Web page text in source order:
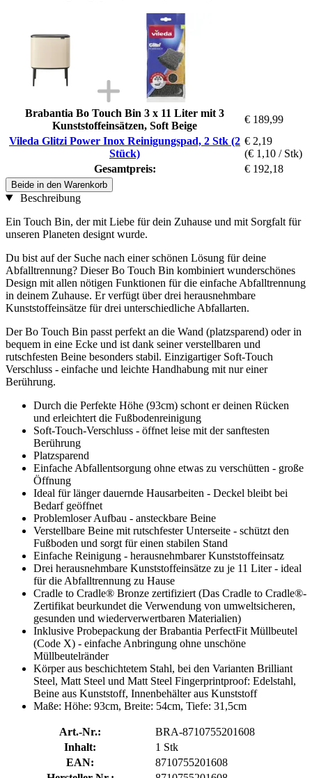
Brabantia Bo Touch Bin 3 x 11 Liter mit 3
Kunststoffeinsätzen, Soft Beige
€ 189,99
Vileda Glitzi Power Inox Reinigungspad, 2 Stk (2
Stück)
€ 2,19
(€ 1,10 / Stk)
Gesamtpreis:
€ 192,18
Beide in den Warenkorb
Beschreibung
Ein Touch Bin, der mit Liebe für dein Zuhause und mit Sorgfalt für
unseren Planeten designt wurde.
Du bist auf der Suche nach einer schönen Lösung für deine
Abfalltrennung? Dieser Bo Touch Bin kombiniert wunderschönes
Design mit allen nötigen Funktionen für die einfache Abfalltrennung
in deinem Zuhause. Er verfügt über drei herausnehmbare
Kunststoffeinsätze für drei unterschiedliche Abfallarten.
Der Bo Touch Bin passt perfekt an die Wand (platzsparend) oder in
bequem in eine Ecke und ist dank seiner verstellbaren und
rutschfesten Beine besonders stabil. Einzigartiger Soft-Touch
Verschluss - einfache und leichte Handhabung mit nur einer
Berührung.
Durch die Perfekte Höhe (93cm) schont er deinen Rücken
und erleichtert die Fußbodenreinigung
Soft-Touch-Verschluss - öffnet leise mit der sanftesten
Berührung
Platzsparend
Einfache Abfallentsorgung ohne etwas zu verschütten - große
Öffnung
Ideal für länger dauernde Hausarbeiten - Deckel bleibt bei
Bedarf geöffnet
Problemloser Aufbau - ansteckbare Beine
Verstellbare Beine mit rutschfester Unterseite - schützt den
Fußboden und sorgt für einen stabilen Stand
Einfache Reinigung - herausnehmbarer Kunststoffeinsatz
Drei herausnehmbare Kunststoffeinsätze zu je 11 Liter - ideal
für die Abfalltrennung zu Hause
Cradle to Cradle® Bronze zertifiziert (Das Cradle to Cradle®-
Zertifikat beurkundet die Verwendung von umweltsicheren,
gesunden und wiederverwertbaren Materialien)
Inklusive Probepackung der Brabantia PerfectFit Müllbeutel
(Code X) - einfache Anbringung ohne unschöne
Müllbeutelränder
Körper aus beschichtetem Stahl, bei den Varianten Brilliant
Steel, Matt Steel und Matt Steel Fingerprintproof: Edelstahl,
Beine aus Kunststoff, Innenbehälter aus Kunststoff
Maße: Höhe: 93cm, Breite: 54cm, Tiefe: 31,5cm
Art.-Nr.:
BRA-8710755201608
Inhalt:
1 Stk
EAN:
8710755201608